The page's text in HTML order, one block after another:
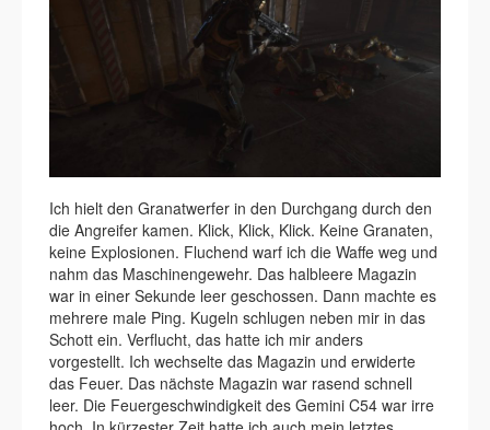
Ich hielt den Granatwerfer in den Durchgang durch den
die Angreifer kamen. Klick, Klick, Klick. Keine Granaten,
keine Explosionen. Fluchend warf ich die Waffe weg und
nahm das Maschinengewehr. Das halbleere Magazin
war in einer Sekunde leer geschossen. Dann machte es
mehrere male Ping. Kugeln schlugen neben mir in das
Schott ein. Verflucht, das hatte ich mir anders
vorgestellt. Ich wechselte das Magazin und erwiderte
das Feuer. Das nächste Magazin war rasend schnell
leer. Die Feuergeschwindigkeit des Gemini C54 war irre